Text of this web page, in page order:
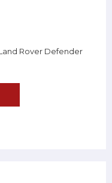
Rover Defender